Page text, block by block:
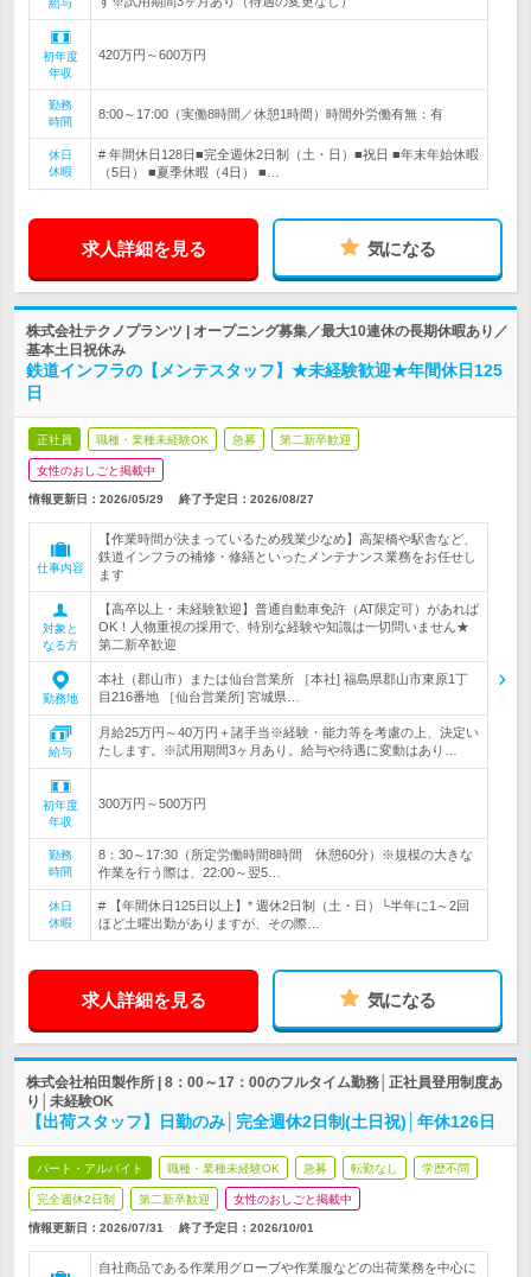
給与
初年度
年収
420万円～600万円
勤務
時間
8:00～17:00（実働8時間／休憩1時間）時間外労働有無：有
休日
休暇
# 年間休日128日■完全週休2日制（土・日）■祝日 ■年末年始休暇
（5日） ■夏季休暇（4日） ■…
求人詳細を見る 気になる
株式会社テクノプランツ | オープニング募集／最大10連休の長期休暇あり／
基本土日祝休み
鉄道インフラの【メンテスタッフ】★未経験歓迎★年間休日125
日
正社員 職種・業種未経験OK 急募 第二新卒歓迎
女性のおしごと掲載中
情報更新日：2026/05/29 終了予定日： 2026/08/27
仕事内容
【作業時間が決まっているため残業少なめ】高架橋や駅舎など、
鉄道インフラの補修・修繕といったメンテナンス業務をお任せし
ます
対象と
なる方
【高卒以上・未経験歓迎】普通自動車免許（AT限定可）があれば
OK！人物重視の採用で、特別な経験や知識は一切問いません★
第二新卒歓迎
勤務地
本社（郡山市）または仙台営業所 ［本社] 福島県郡山市東原1丁
目216番地 ［仙台営業所] 宮城県…
給与
月給25万円～40万円＋諸手当※経験・能力等を考慮の上、決定い
たします。※試用期間3ヶ月あり。給与や待遇に変動はあり…
初年度
年収
300万円～500万円
勤務
時間
8：30～17:30（所定労働時間8時間 休憩60分）※規模の大きな
作業を行う際は、22:00～翌5…
休日
休暇
# 【年間休日125日以上】* 週休2日制（土・日）└半年に1～2回
ほど土曜出勤がありますが、その際…
求人詳細を見る 気になる
株式会社柏田製作所 | 8：00～17：00のフルタイム勤務│正社員登用制度あ
り│未経験OK
【出荷スタッフ】日勤のみ│完全週休2日制(土日祝)│年休126日
パート・アルバイト 職種・業種未経験OK 急募 転勤なし 学歴不問
完全週休2日制 第二新卒歓迎 女性のおしごと掲載中
情報更新日：2026/07/31 終了予定日： 2026/10/01
自社商品である作業用グローブや作業服などの出荷業務を中心に